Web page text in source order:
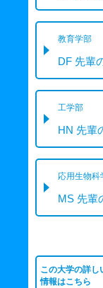
教育学部
DF 先輩
工学部
HN 先輩
応用生物科
MS 先輩
この大学の詳し
情報はこちら